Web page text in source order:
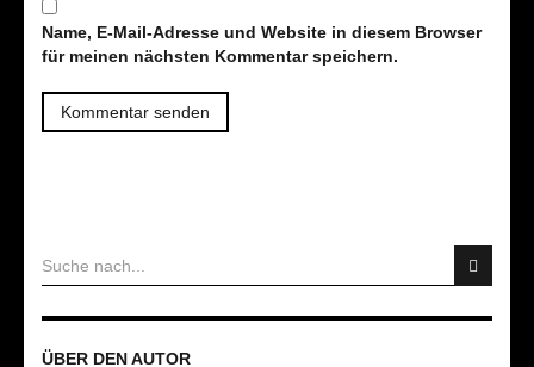
Name, E-Mail-Adresse und Website in diesem Browser
für meinen nächsten Kommentar speichern.
ÜBER DEN AUTOR